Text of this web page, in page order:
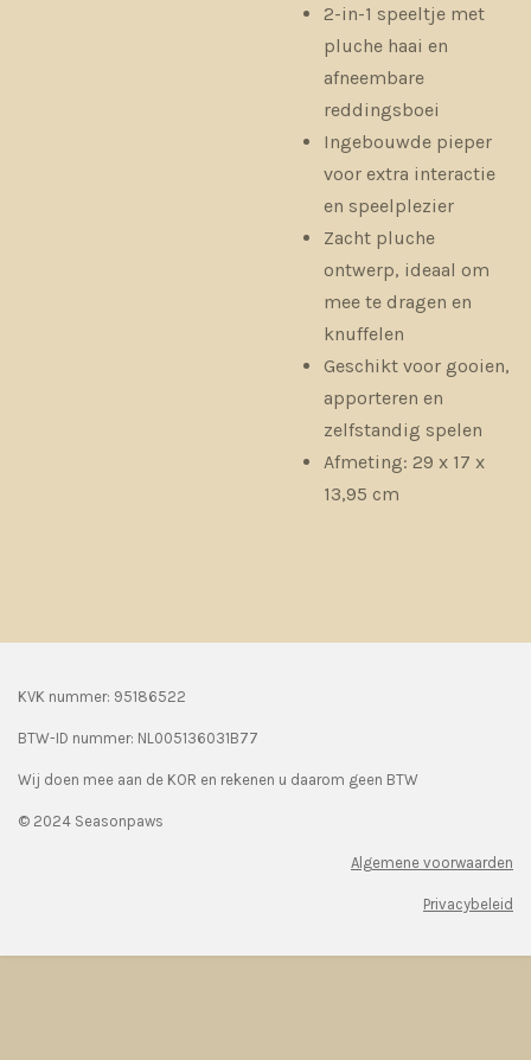
2-in-1 speeltje met
pluche haai en
afneembare
reddingsboei
Ingebouwde pieper
voor extra interactie
en speelplezier
Zacht pluche
ontwerp, ideaal om
mee te dragen en
knuffelen
Geschikt voor gooien,
apporteren en
zelfstandig spelen
Afmeting: 29 x 17 x
13,95 cm
KVK nummer: 95186522
BTW-ID nummer: NL005136031B77
Wij doen mee aan de KOR en rekenen u daarom geen BTW
© 2024 Seasonpaws
Algemene voorwaarden
Privacybeleid